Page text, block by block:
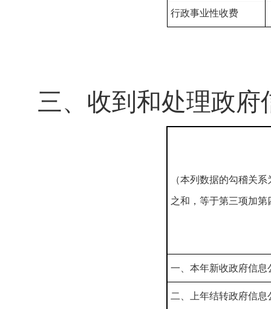
行政事业性收费
三、收到和处理政
（本列数据的勾稽关
之和，等于第三项加第
一、本年新收政府信息
二、上年结转政府信息